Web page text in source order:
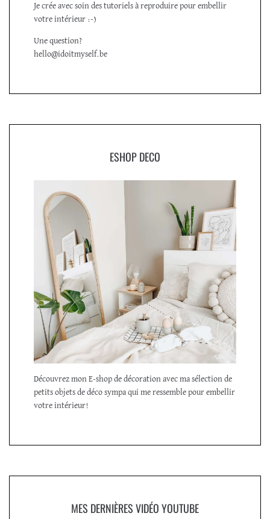
Je crée avec soin des tutoriels à reproduire pour embellir
votre intérieur :-)
Une question?
hello@idoitmyself.be
ESHOP DECO
Découvrez mon E-shop de décoration avec ma sélection de
petits objets de déco sympa qui me ressemble pour embellir
votre intérieur!
MES DERNIÈRES VIDÉO YOUTUBE